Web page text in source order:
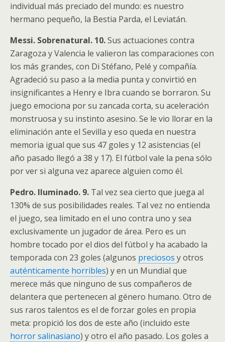
individual más preciado del mundo: es nuestro
hermano pequeño, la Bestia Parda, el Leviatán.
Messi. Sobrenatural. 10.Sus actuaciones contra
Zaragoza y Valencia le valieron las comparaciones con
los más grandes, con Di Stéfano, Pelé y compañía.
Agradeció su paso a la media punta y convirtió en
insignificantes a Henry e Ibra cuando se borraron. Su
juego emociona por su zancada corta, su aceleración
monstruosa y su instinto asesino. Se le vio llorar en la
eliminación ante el Sevilla y eso queda en nuestra
memoria igual que sus 47 goles y 12 asistencias (el
año pasado llegó a 38 y 17). El fútbol vale la pena sólo
por ver si alguna vez aparece alguien como él.
Pedro. Iluminado. 9. Tal vez sea cierto que juega al
130% de sus posibilidades reales. Tal vez no entienda
el juego, sea limitado en el uno contra uno y sea
exclusivamente un jugador de área. Pero es un
hombre tocado por el dios del fútbol y ha acabado la
temporada con 23 goles (algunos preciosos y otros
auténticamente horribles) y en un Mundial que
merece más que ninguno de sus compañeros de
delantera que pertenecen al género humano. Otro de
sus raros talentos es el de forzar goles en propia
meta: propició los dos de este año (incluido este
horror salinasiano) y otro el año pasado. Los goles a